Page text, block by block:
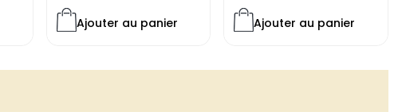
Ajouter au panier Ajouter au panier